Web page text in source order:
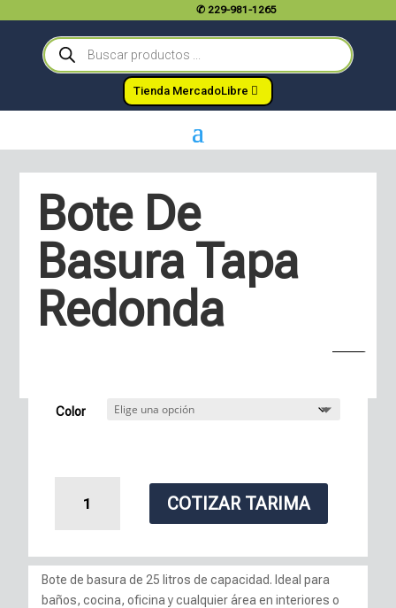
✆ 229-981-1265
Búsqueda
de
productos
Tienda MercadoLibre
Bote De
Basura Tapa
Redonda
Color
Redonda
cantidad
COTIZAR TARIMA
Bote de basura de 25 litros de capacidad. Ideal para
baños, cocina, oficina y cualquier área en interiores o